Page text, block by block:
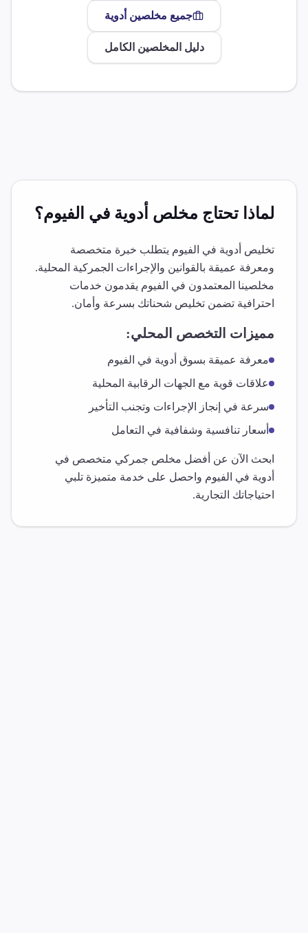
جميع مخلصين أدوية
دليل المخلصين الكامل
لماذا تحتاج مخلص أدوية في الفيوم؟
تخليص أدوية في الفيوم يتطلب خبرة متخصصة
ومعرفة عميقة بالقوانين والإجراءات الجمركية المحلية.
مخلصينا المعتمدون في الفيوم يقدمون خدمات
احترافية تضمن تخليص شحناتك بسرعة وأمان.
مميزات التخصص المحلي:
معرفة عميقة بسوق أدوية في الفيوم
علاقات قوية مع الجهات الرقابية المحلية
سرعة في إنجاز الإجراءات وتجنب التأخير
أسعار تنافسية وشفافية في التعامل
ابحث الآن عن أفضل مخلص جمركي متخصص في
أدوية في الفيوم واحصل على خدمة متميزة تلبي
احتياجاتك التجارية.